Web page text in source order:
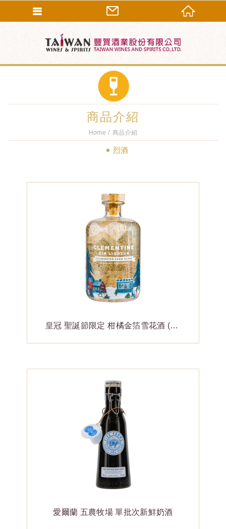
商品介紹
Home 商品介紹
烈酒
皇冠 聖誕節限定 柑橘金箔雪花酒 (琴酒)
愛爾蘭 五農牧場 單批次新鮮奶酒